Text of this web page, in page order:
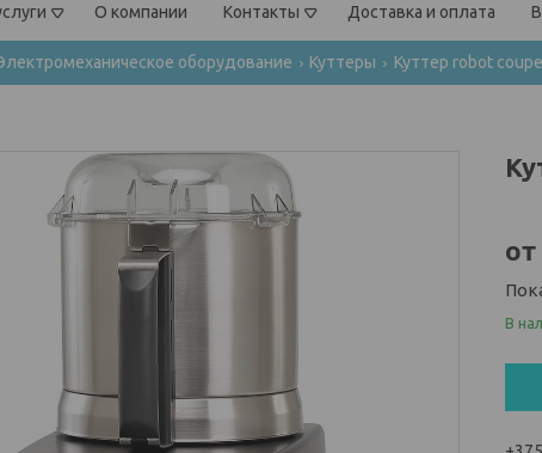
О компании Контакты Доставка и оплата
оборудование Куттеры Куттер robot
от
В